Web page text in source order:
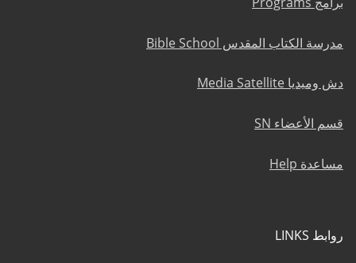
مدرسة الكتاب المقدس Bible School
دش وميديا Media Satellite
قسم الأعضاء SN
مساعدة Help
روابط LINKS